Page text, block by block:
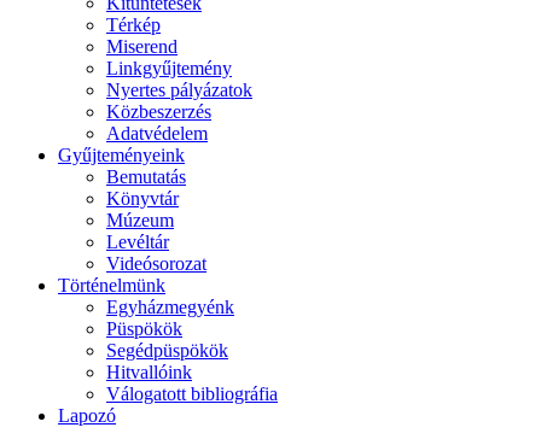
Térkép
Miserend
Linkgyűjtemény
Nyertes pályázatok
Közbeszerzés
Adatvédelem
Gyűjteményeink
Bemutatás
Könyvtár
Múzeum
Levéltár
Videósorozat
Történelmünk
Egyházmegyénk
Püspökök
Segédpüspökök
Hitvallóink
Válogatott bibliográfia
Lapozó